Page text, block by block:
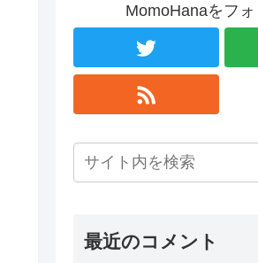
MomoHanaをフ
最近のコメント